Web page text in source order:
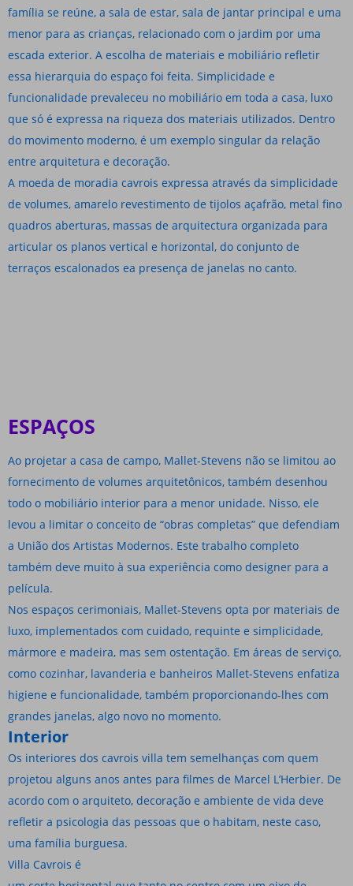
família se reúne, a sala de estar, sala de jantar principal e uma
menor para as crianças, relacionado com o jardim por uma
escada exterior. A escolha de materiais e mobiliário refletir
essa hierarquia do espaço foi feita. Simplicidade e
funcionalidade prevaleceu no mobiliário em toda a casa, luxo
que só é expressa na riqueza dos materiais utilizados. Dentro
do movimento moderno, é um exemplo singular da relação
entre arquitetura e decoração.
A moeda de moradia cavrois expressa através da simplicidade
de volumes, amarelo revestimento de tijolos açafrão, metal fino
quadros aberturas, massas de arquitectura organizada para
articular os planos vertical e horizontal, do conjunto de
terraços escalonados ea presença de janelas no canto.
ESPAÇOS
Ao projetar a casa de campo, Mallet-Stevens não se limitou ao
fornecimento de volumes arquitetônicos, também desenhou
todo o mobiliário interior para a menor unidade. Nisso, ele
levou a limitar o conceito de “obras completas” que defendiam
a União dos Artistas Modernos. Este trabalho completo
também deve muito à sua experiência como designer para a
película.
Nos espaços cerimoniais, Mallet-Stevens opta por materiais de
luxo, implementados com cuidado, requinte e simplicidade,
mármore e madeira, mas sem ostentação. Em áreas de serviço,
como cozinhar, lavanderia e banheiros Mallet-Stevens enfatiza
higiene e funcionalidade, também proporcionando-lhes com
grandes janelas, algo novo no momento.
Interior
Os interiores dos cavrois villa tem semelhanças com quem
projetou alguns anos antes para filmes de Marcel L’Herbier. De
acordo com o arquiteto, decoração e ambiente de vida deve
refletir a psicologia das pessoas que o habitam, neste caso,
uma família burguesa.
Villa Cavrois é